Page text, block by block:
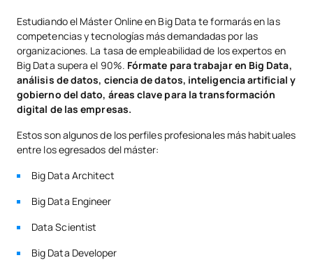
Estudiando el Máster Online en Big Data te formarás en las
competencias y tecnologías más demandadas por las
organizaciones. La tasa de empleabilidad de los expertos en
Big Data supera el 90%. Fórmate para trabajar en Big Data,
análisis de datos, ciencia de datos, inteligencia artificial y
gobierno del dato, áreas clave para la transformación
digital de las empresas.
Estos son algunos de los perfiles profesionales más habituales
entre los egresados del máster:
Big Data Architect
Big Data Engineer
Data Scientist
Big Data Developer